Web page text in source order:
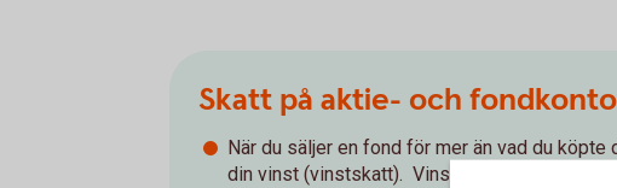
Skatt på aktie- och
När du säljer en fond för mer än vad du
din vinst (vinstskatt). Vinstskatten beräknas